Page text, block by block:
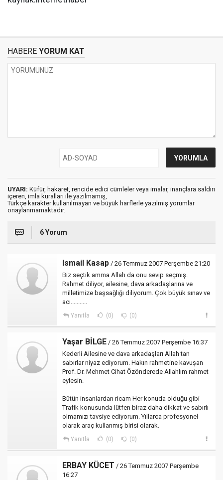
HABERE YORUM KAT
UYARI: Küfür, hakaret, rencide edici cümleler veya imalar, inançlara saldırı
içeren, imla kuralları ile yazılmamış,
Türkçe karakter kullanılmayan ve büyük harflerle yazılmış yorumlar
onaylanmamaktadır.
6 Yorum
Ismail Kasap / 26 Temmuz 2007 Perşembe 21:20
Biz seçtik amma Allah da onu sevip seçmiş.
Rahmet diliyor, ailesine, dava arkadaşlarına ve
milletimize başsağlığı diliyorum. Çok büyük sınav ve
acı...........
Yanıtla (0) (0)
Yaşar BİLGE / 26 Temmuz 2007 Perşembe 16:37
Kederli Ailesine ve dava arkadaşları Allah tan
sabırlar niyaz ediyorum. Hakın rahmetine kavuşan
Prof. Dr. Mehmet Cihat Özönderede Allahlım rahmet
eylesin.
Bütün insanlardan ricam Her konuda olduğu gibi
Trafik konusunda lütfen biraz daha dikkat ve sabırlı
olmamızı tavsiye ediyorum. Yıllarca profesyonel
olarak araç kullanmış birisi olarak.
Yanıtla (0) (0)
ERBAY KÜCET / 26 Temmuz 2007 Perşembe
16:27